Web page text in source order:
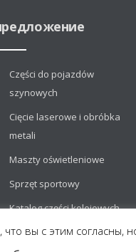
Części do pojazdów
szynowych
Cięcie laserowe i obróbka
metali
Maszty oświetleniowe
Sprzęt sportowy
Katalog części kolejowych
вы с этим согласны,